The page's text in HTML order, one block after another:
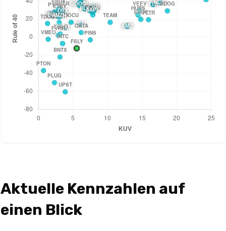
Aktuelle Kennzahlen auf
einen Blick